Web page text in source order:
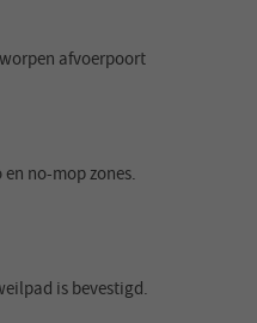
afvoerpoort
no-mop zones.
is bevestigd.